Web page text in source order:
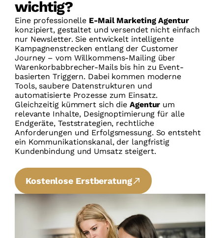
wichtig?
Eine professionelle E-Mail Marketing Agentur
konzipiert, gestaltet und versendet nicht einfach
nur Newsletter. Sie entwickelt intelligente
Kampagnenstrecken entlang der Customer
Journey – vom Willkommens-Mailing über
Warenkorbabbrecher-Mails bis hin zu Event-
basierten Triggern. Dabei kommen moderne
Tools, saubere Datenstrukturen und
automatisierte Prozesse zum Einsatz.
Gleichzeitig kümmert sich die Agentur um
relevante Inhalte, Designoptimierung für alle
Endgeräte, Teststrategien, rechtliche
Anforderungen und Erfolgsmessung. So entsteht
ein Kommunikationskanal, der langfristig
Kundenbindung und Umsatz steigert.
Kostenlose Erstberatung